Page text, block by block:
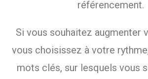
référencement.
Si vous souhaitez augmenter
vous choisissez à votre
mots clés, sur lesquels vous